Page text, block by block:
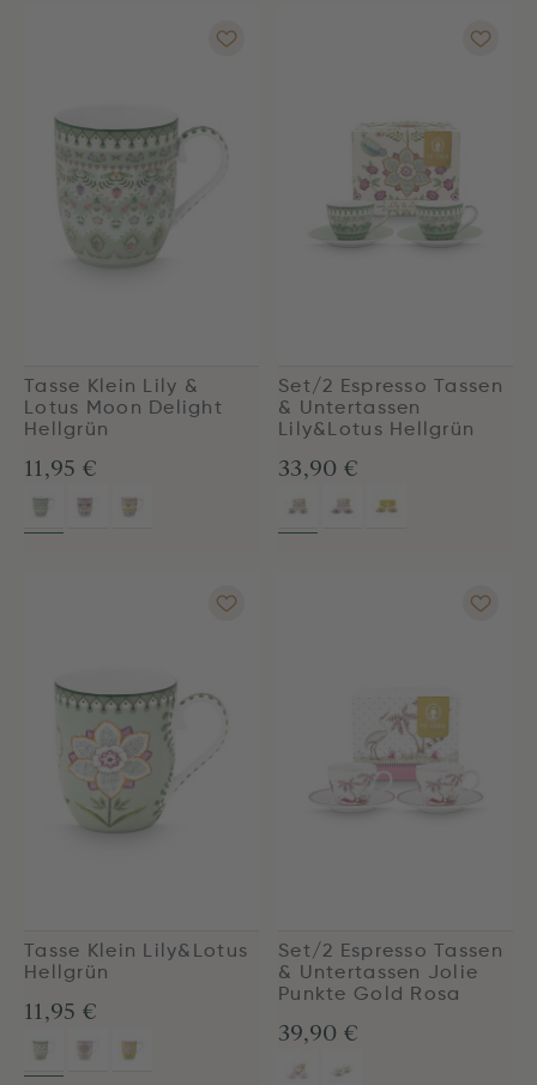
Tasse Klein Lily &
Lotus Moon Delight
Hellgrün
11,95 €
Set/2 Espresso Tassen
& Untertassen
Lily&Lotus Hellgrün
33,90 €
Tasse Klein Lily&Lotus
Hellgrün
11,95 €
Set/2 Espresso Tassen
& Untertassen Jolie
Punkte Gold Rosa
39,90 €